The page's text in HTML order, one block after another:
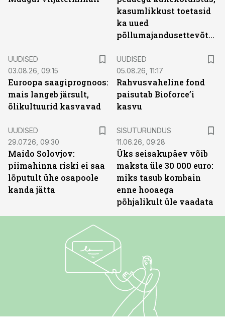
kasumlikkust toetasid
ka uued
põllumajandusettevõtted
UUDISED
03.08.26, 09:15
Euroopa saagiprognoos:
mais langeb järsult,
õlikultuurid kasvavad
UUDISED
05.08.26, 11:17
Rahvusvaheline fond
paisutab Bioforce’i
kasvu
UUDISED
29.07.26, 09:30
Maido Solovjov:
piimahinna riski ei saa
lõputult ühe osapoole
kanda jätta
SISUTURUNDUS
11.06.26, 09:28
Üks seisakupäev võib
maksta üle 30 000 euro:
miks tasub kombain
enne hooaega
põhjalikult üle vaadata